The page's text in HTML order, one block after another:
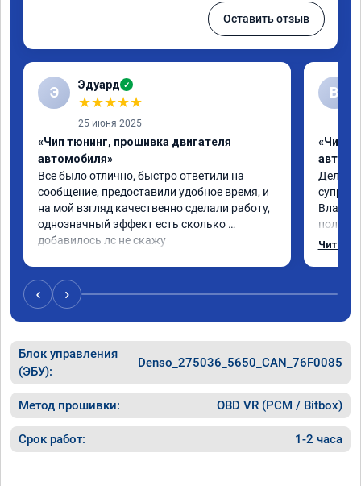
Оставить отзыв
Э Эдуард ✓
★★★★★
25 июня 2025
«Чип тюнинг, прошивка двигателя
автомобиля»
Все было отлично, быстро ответили на
сообщение, предоставили удобное время, и
на мой взгляд качественно сделали работу,
однозначный эффект есть сколько
добавилось лс не скажу
В
«Чип
Делал
Читать
‹ ›
Блок управления
(ЭБУ):
Denso_275036_5650_CAN_76F0085
Метод прошивки: OBD VR (PCM / Bitbox)
Срок работ: 1-2 часа